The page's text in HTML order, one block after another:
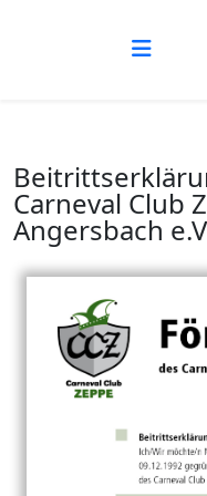
Carneval Club
Angersbach